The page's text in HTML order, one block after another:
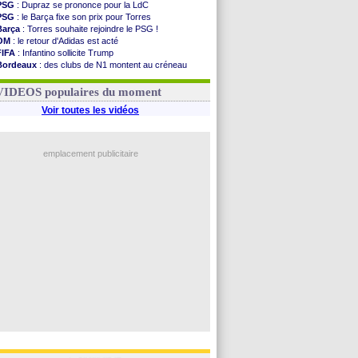
: Dupraz se prononce pour la LdC
: le Barça fixe son prix pour Torres
: Torres souhaite rejoindre le PSG !
: le retour d'Adidas est acté
: Infantino sollicite Trump
: des clubs de N1 montent au créneau
: le démenti de Leipzig pour Diomandé
populaires du moment
Voir toutes les vidéos
emplacement publicitaire